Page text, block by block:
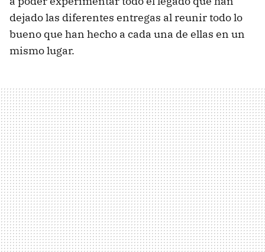
dejado las diferentes entregas al reunir todo lo
bueno que han hecho a cada una de ellas en un
mismo lugar.